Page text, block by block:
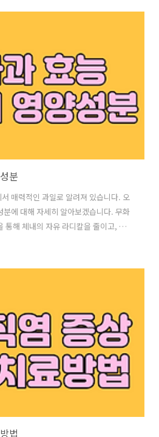
과 자스민차에는 진정 효과가 있어, 긴
. 항산화 작용은 신체 내의 산화 스트레
하는 데 도움을 줄 수 있습니다. 4. 소..
분
매력적인 과일로 알려져 있습니다. 오
에 대해 자세히 알아보겠습니다. 무화
통해 체내의 자유 라디칼을 줄이고, 면
다. 또한, 소화를 촉진시키고 변비를
고, 고혈압과 관련된 위험을 감소시킬
습니다. 보통 한 개의 중간 크기의 무화
어 있습니다. 이는 다른 과일에 비해 비
법